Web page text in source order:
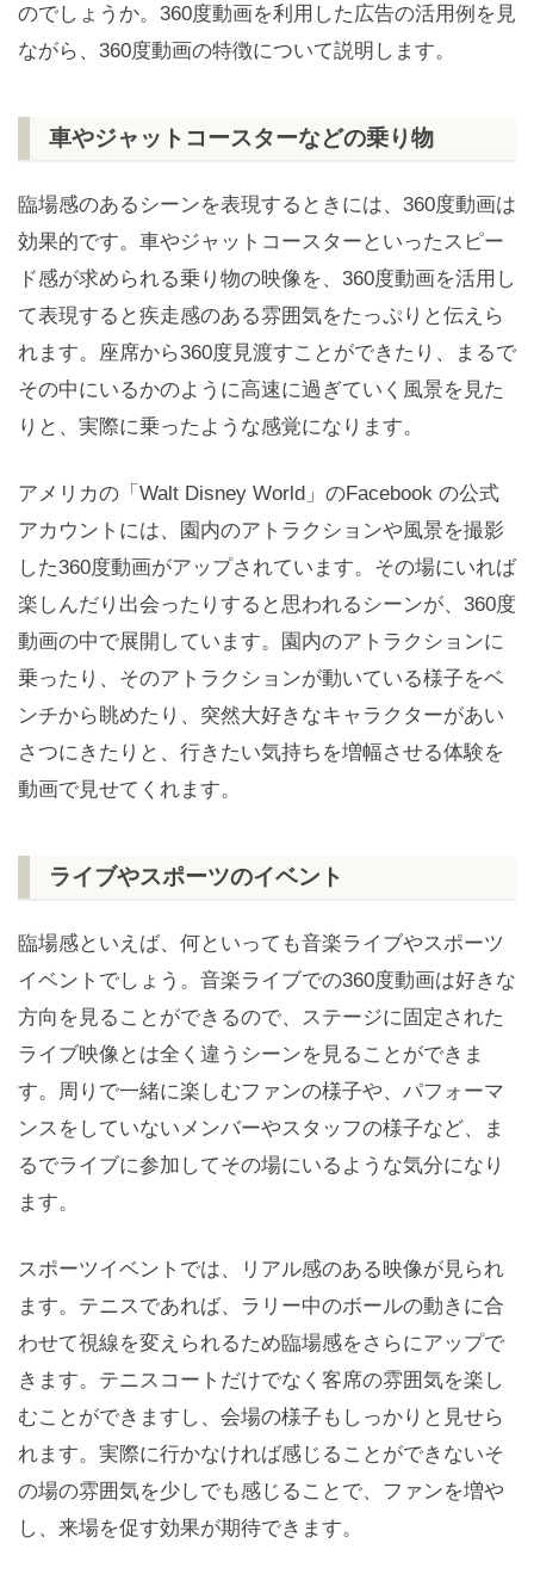
のでしょうか。360度動画を利用した広告の活用例を見
ながら、360度動画の特徴について説明します。
車やジャットコースターなどの乗り物
臨場感のあるシーンを表現するときには、360度動画は
効果的です。車やジャットコースターといったスピー
ド感が求められる乗り物の映像を、360度動画を活用し
て表現すると疾走感のある雰囲気をたっぷりと伝えら
れます。座席から360度見渡すことができたり、まるで
その中にいるかのように高速に過ぎていく風景を見た
りと、実際に乗ったような感覚になります。
アメリカの「Walt Disney World」のFacebook の公式
アカウントには、園内のアトラクションや風景を撮影
した360度動画がアップされています。その場にいれば
楽しんだり出会ったりすると思われるシーンが、360度
動画の中で展開しています。園内のアトラクションに
乗ったり、そのアトラクションが動いている様子をベ
ンチから眺めたり、突然大好きなキャラクターがあい
さつにきたりと、行きたい気持ちを増幅させる体験を
動画で見せてくれます。
ライブやスポーツのイベント
臨場感といえば、何といっても音楽ライブやスポーツ
イベントでしょう。音楽ライブでの360度動画は好きな
方向を見ることができるので、ステージに固定された
ライブ映像とは全く違うシーンを見ることができま
す。周りで一緒に楽しむファンの様子や、パフォーマ
ンスをしていないメンバーやスタッフの様子など、ま
るでライブに参加してその場にいるような気分になり
ます。
スポーツイベントでは、リアル感のある映像が見られ
ます。テニスであれば、ラリー中のボールの動きに合
わせて視線を変えられるため臨場感をさらにアップで
きます。テニスコートだけでなく客席の雰囲気を楽し
むことができますし、会場の様子もしっかりと見せら
れます。実際に行かなければ感じることができないそ
の場の雰囲気を少しでも感じることで、ファンを増や
し、来場を促す効果が期待できます。